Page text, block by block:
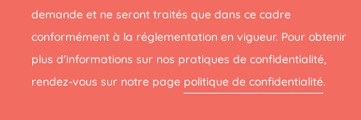
demande et ne seront traités que dans ce cadre
conformément à la réglementation en vigueur. Pour obtenir
plus d'informations sur nos pratiques de confidentialité,
rendez-vous sur notre page politique de confidentialité.